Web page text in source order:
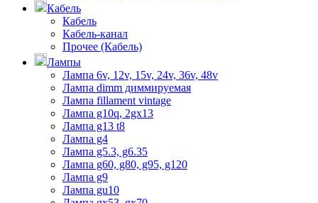
Кабель
Кабель
Кабель-канал
Прочее (Кабель)
Лампы
Лампа 6v, 12v, 15v, 24v, 36v, 48v
Лампа dimm диммируемая
Лампа fillament vintage
Лампа g10q, 2gx13
Лампа g13 t8
Лампа g4
Лампа g5.3, g6.35
Лампа g60, g80, g95, g120
Лампа g9
Лампа gu10